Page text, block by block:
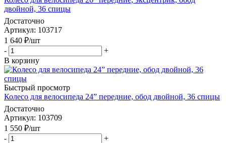
двойной, 36 спицы
Достаточно
Артикул: 103717
1 640 ₽/шт
-
+
В корзину
Быстрый просмотр
Колесо для велосипеда 24” передние, обод двойной, 36 спицы
Достаточно
Артикул: 103709
1 550 ₽/шт
-
+